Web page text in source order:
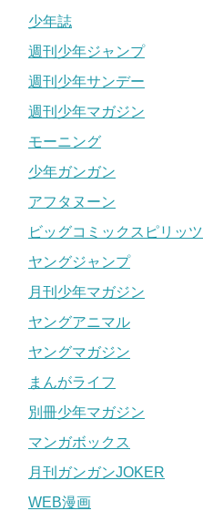
少年誌
週刊少年ジャンプ
週刊少年サンデー
週刊少年マガジン
モーニング
少年ガンガン
アフタヌーン
ビッグコミックスピリッツ
ヤングジャンプ
月刊少年マガジン
ヤングアニマル
ヤングマガジン
まんがライフ
別冊少年マガジン
マンガボックス
月刊ガンガンJOKER
WEB漫画